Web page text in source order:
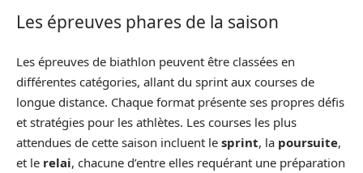
Les épreuves phares de la saison
Les épreuves de biathlon peuvent être classées en
différentes catégories, allant du sprint aux courses de
longue distance. Chaque format présente ses propres défis
et stratégies pour les athlètes. Les courses les plus
attendues de cette saison incluent le sprint, la poursuite,
et le relai, chacune d’entre elles requérant une préparation